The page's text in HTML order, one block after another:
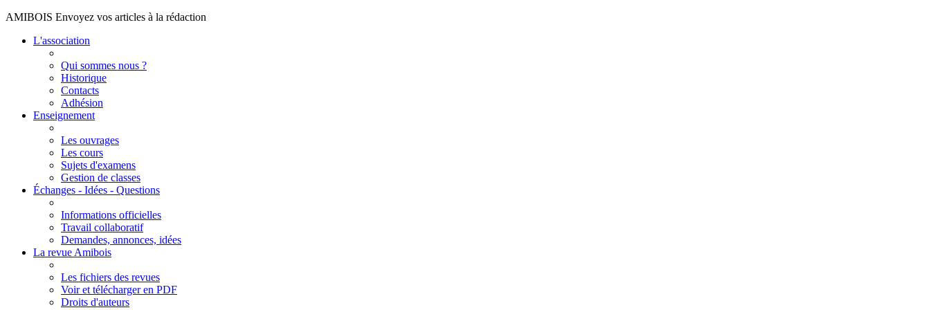
AMIBOIS Envoyez vos articles à la rédaction
L'association
Qui sommes nous ?
Historique
Contacts
Adhésion
Enseignement
Les ouvrages
Les cours
Sujets d'examens
Gestion de classes
Échanges - Idées - Questions
Informations officielles
Travail collaboratif
Demandes, annonces, idées
La revue Amibois
Les fichiers des revues
Voir et télécharger en PDF
Droits d'auteurs